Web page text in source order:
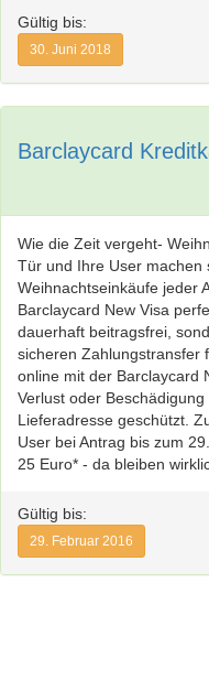
Gültig bis:
30. Juni 2018
Barclaycard
Wie die Zeit vergeht-
Tür und Ihre User machen
Weihnachtseinkäufe jeder
Barclaycard New Visa
dauerhaft beitragsfrei,
sicheren Zahlungstransfer
online mit der Barclaycard
Verlust oder
Lieferadresse geschützt.
User bei Antrag bis zum
25 Euro* - da bleiben
Gültig bis:
29. Februar 2016